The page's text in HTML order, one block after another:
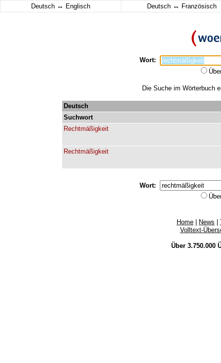
Deutsch ↔ Englisch Deutsch ↔ Französisch
Wort:
Die Suche im Wörterbuch
Deutsch
Suchwort
Rechtmäßigkeit
Rechtmäßigkeit
Wort:
Home News
Volltext-
Über 3.750.000